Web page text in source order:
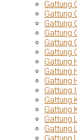
Gattung
Gattung
Gattung
Gattung
Gattung
Gattung
Gattung
Gattung
Gattung
Gattung
Gattung
Gattung
Gattung
Gattung